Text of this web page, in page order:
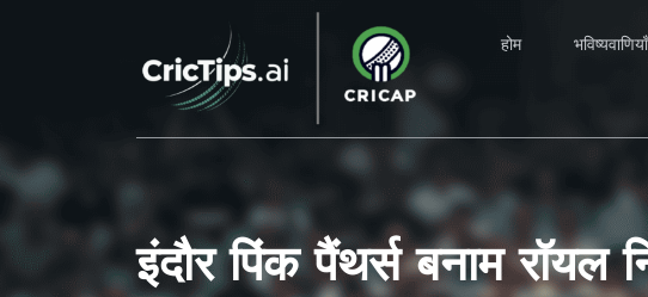
होम भविष्यवाणियाँ
इंदौर पिंक पैंथर्स बनाम